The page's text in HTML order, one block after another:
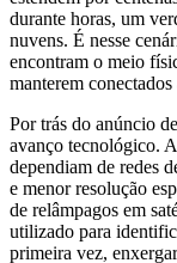
durante horas, um
nuvens. É nesse
encontram o meio
manterem
Por trás do anúncio
avanço tecnológico.
dependiam de redes
e menor resolução
de relâmpagos em
utilizado para
primeira vez,